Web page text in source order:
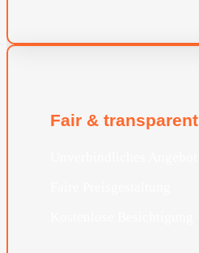
Fair & transparent